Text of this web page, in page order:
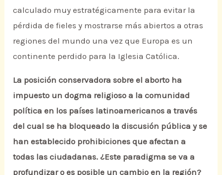
calculado muy estratégicamente para evitar la
pérdida de fieles y mostrarse más abiertos a otras
regiones del mundo una vez que Europa es un
continente perdido para la Iglesia Católica.
La posición conservadora sobre el aborto ha
impuesto un dogma religioso a la comunidad
política en los países latinoamericanos a través
del cual se ha bloqueado la discusión pública y se
han establecido prohibiciones que afectan a
todas las ciudadanas. ¿Este paradigma se va a
profundizar o es posible un cambio en la región?